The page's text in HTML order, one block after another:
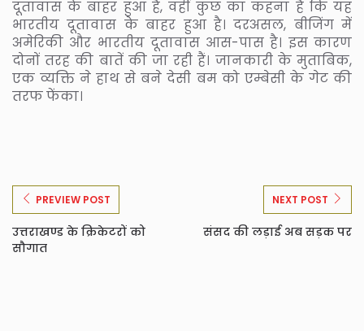
दूतावास के बाहर हुआ है, वहीं कुछ का कहना है कि यह
भारतीय दूतावास के बाहर हुआ है। दरअसल, बीजिंग में
अमेरिकी और भारतीय दूतावास आस-पास है। इस कारण
दोनों तरह की बातें की जा रही हैं। जानकारी के मुताबिक,
एक व्यक्ति ने हाथ से बने देसी बम को एम्बेसी के गेट की
तरफ फेंका।
PREVIEW POST
उत्तराखण्ड के क्रिकेटरों को
सौगात
NEXT POST
संसद की लड़ाई अब सड़क पर